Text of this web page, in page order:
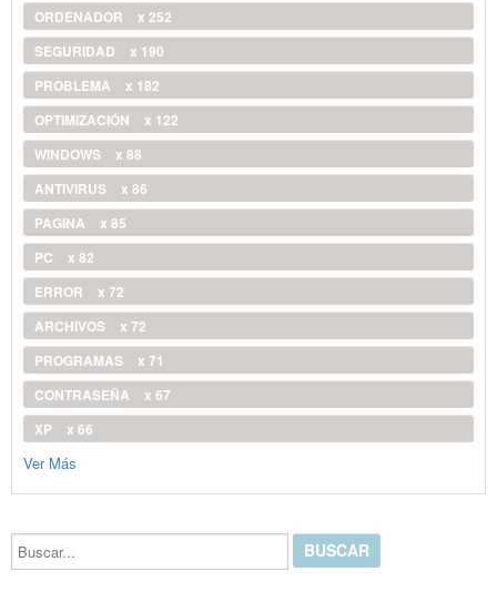
ORDENADOR
x 252
SEGURIDAD
x 190
PROBLEMA
x 182
OPTIMIZACIÓN
x 122
WINDOWS
x 88
ANTIVIRUS
x 86
PAGINA
x 85
PC
x 82
ERROR
x 72
ARCHIVOS
x 72
PROGRAMAS
x 71
CONTRASEÑA
x 67
XP
x 66
Ver Más
Buscar...